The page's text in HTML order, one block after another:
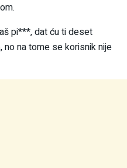
pi***, dat ću ti deset
na tome se korisnik nije